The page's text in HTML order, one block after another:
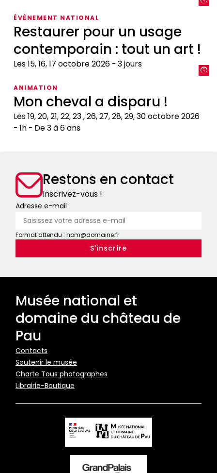
L’animal,
objet
du
savoir
médiéval
livres
de
chasse,
bestiaires
Restaurer pour un usage
contemporain : tout un art !
Les 15, 16, 17 octobre 2026 3 jours
ÉVÉNEMENT NATIONAL
pour
un
usage
contemporain
art
Mon cheval a disparu !
Les 19, 20, 21, 22, 23 , 26, 27, 28, 29, 30 octobre 2026
1h
De 3 à 6 ans
ANIMATION
disparu
Restons en contact
Inscrivez-vous !
Adresse e-mail
Format attendu : nom@domaine.fr
Musée national et
domaine du château de
Pau
Pied
de
page
Contacts
Soutenir le musée
Charte Tous photographes
Librairie-Boutique